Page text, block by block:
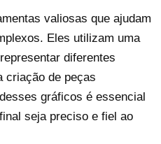
valiosas que ajudam
Eles utilizam uma
diferentes
criação de peças
gráficos é essencial
seja preciso e fiel ao